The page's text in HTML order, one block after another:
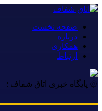
صفحه نخست
درباره
همکاری
ارتباط
۞ پایگاه خبری اتاق شفاف :